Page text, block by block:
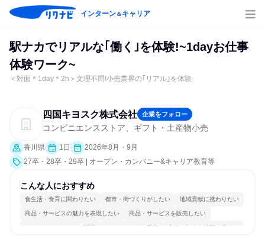
インターン＆キャリア
駅ナカでリアルな｢働く｣を体験!~1dayお仕事
体験ワーク~
＜対面＊1day＊2h＞文理不問!小売業界の｢リアル｣を体験
四国キヨスク株式会社 企業をフォロー
コンビニエンスストア、ギフト・土産物小売
香川県 1日
2026年8月・9月
27卒・28卒・29卒 | オープン・カンパニー&キャリア教育等
こんな人におすすめ
食生活・食育に関わりたい 都市・街づくりがしたい 地域貢献に携わりたい
商品・サービスの魅力を表現したい 商品・サービスを販売したい
コミュニケーションが活発 チームワークを重視 自分の好きな時間で働ける